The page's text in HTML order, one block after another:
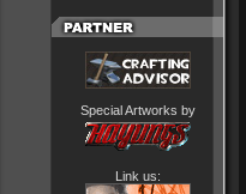
Special Artworks by
Link us: